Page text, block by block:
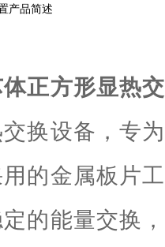
产品简述
正方形显热
换设备，专
的金属板片
的能量交换